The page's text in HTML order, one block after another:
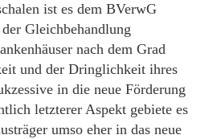
ist es dem BVerwG
Gleichbehandlung
nach dem Grad
und der Dringlichkeit ihres
in die neue Förderung
letzterer Aspekt gebiete es
umso eher in das neue